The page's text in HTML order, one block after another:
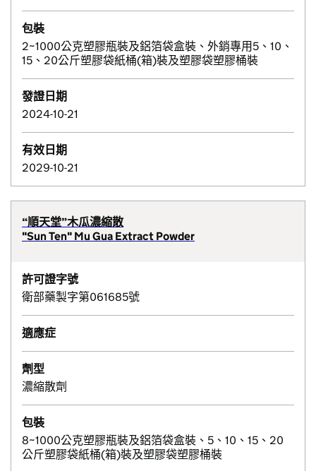
包裝
2~1000公克塑膠瓶裝及鋁箔袋盒裝、外銷專用5、10、
15、20公斤塑膠袋紙桶(箱)裝及塑膠袋塑膠桶裝
發證日期
2024-10-21
有效日期
2029-10-21
“順天堂”木瓜濃縮散
"Sun Ten" Mu Gua Extract Powder
許可證字號
衛部藥製字第061685號
適應症
劑型
濃縮散劑
包裝
8~1000公克塑膠瓶裝及鋁箔袋盒裝、5、10、15、20
公斤塑膠袋紙桶(箱)裝及塑膠袋塑膠桶裝